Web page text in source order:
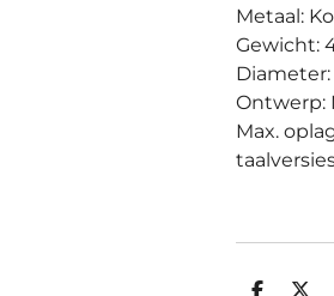
Metaal:
Gewicht:
Diameter:
Ontwerp:
Max.